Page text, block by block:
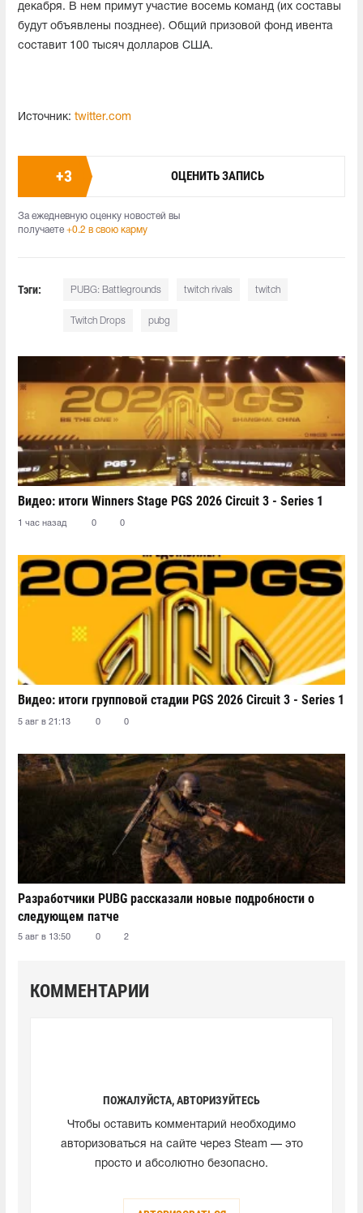
декабря. В нем примут участие восемь команд (их составы
будут объявлены позднее). Общий призовой фонд ивента
составит 100 тысяч долларов США.
Источник: twitter.com
+3 ОЦЕНИТЬ ЗАПИСЬ
За ежедневную оценку новостей вы
получаете +0.2 в свою карму
Тэги: PUBG: Battlegrounds twitch rivals twitch
Twitch Drops pubg
Видео: итоги Winners Stage PGS 2026 Circuit 3 - Series 1
1 час назад 0 0
Видео: итоги групповой стадии PGS 2026 Circuit 3 - Series 1
5 авг в 21:13 0 0
Разработчики PUBG рассказали новые подробности о
следующем патче
5 авг в 13:50 0 2
КОММЕНТАРИИ
ПОЖАЛУЙСТА, АВТОРИЗУЙТЕСЬ
Чтобы оставить комментарий необходимо
авторизоваться на сайте через Steam — это
просто и абсолютно безопасно.